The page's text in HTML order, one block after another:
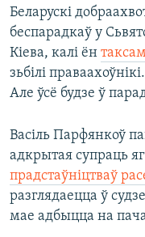
Беларускі
беспарадкаў у
Кіева, калі ён
зьбілі
Але ўсё будзе ў
Васіль Парфянкоў
адкрытая супраць
прадстаўніцтваў
разглядаецца ў
мае адбыцца на